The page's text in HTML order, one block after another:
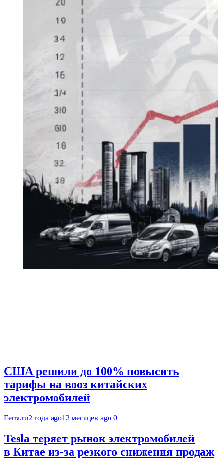
США решили до 100% повысить
тарифы на вооз китайских
электромобилей
Ferra.ru2 года ago12 месяцев ago 0
Tesla теряет рынок электромобилей
в Китае из-за резкого снижения продаж